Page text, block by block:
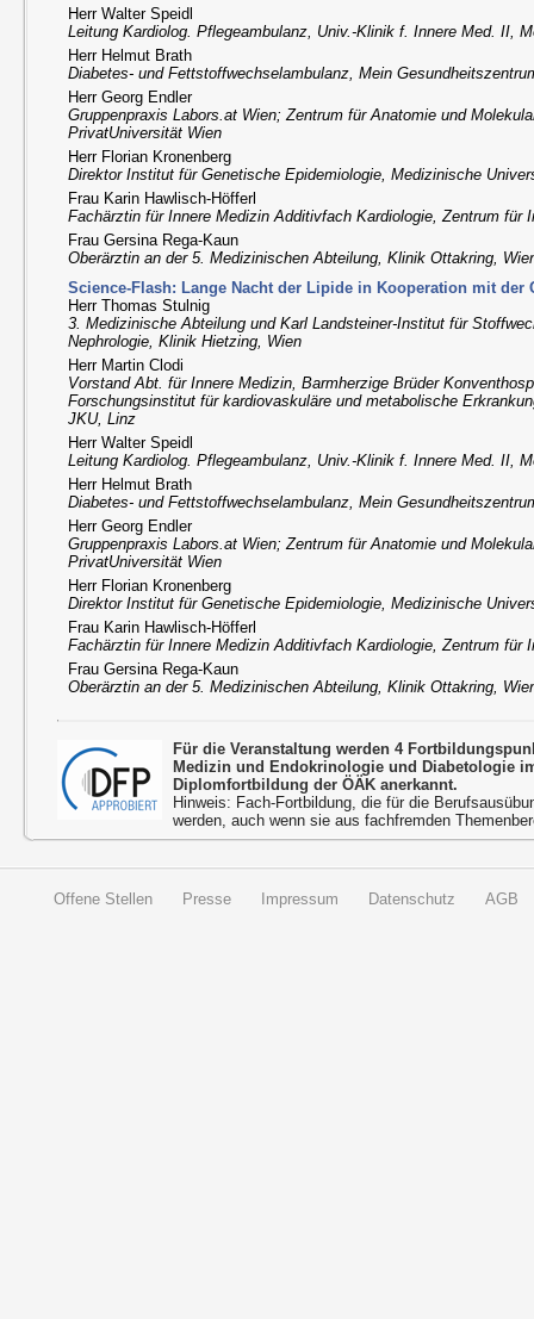
Herr Walter Speidl
Leitung Kardiolog. Pflegeambulanz, Univ.-Klinik f. Innere Med. II,
Herr Helmut Brath
Diabetes- und Fettstoffwechselambulanz, Mein
Herr Georg Endler
Gruppenpraxis Labors.at Wien; Zentrum für Anatomie und
PrivatUniversität Wien
Herr Florian Kronenberg
Direktor Institut für Genetische Epidemiologie, Medizinische
Frau Karin Hawlisch-Höfferl
Fachärztin für Innere Medizin Additivfach Kardiologie, Zentrum für
Frau Gersina Rega-Kaun
Oberärztin an der 5. Medizinischen Abteilung, Klinik Ottakring,
Science-Flash: Lange Nacht der Lipide in Kooperation mit der
Herr Thomas Stulnig
3. Medizinische Abteilung und Karl Landsteiner-Institut für
Nephrologie, Klinik Hietzing, Wien
Herr Martin Clodi
Vorstand Abt. für Innere Medizin, Barmherzige Brüder
Forschungsinstitut für kardiovaskuläre und metabolische
JKU, Linz
Herr Walter Speidl
Leitung Kardiolog. Pflegeambulanz, Univ.-Klinik f. Innere Med. II,
Herr Helmut Brath
Diabetes- und Fettstoffwechselambulanz, Mein
Herr Georg Endler
Gruppenpraxis Labors.at Wien; Zentrum für Anatomie und
PrivatUniversität Wien
Herr Florian Kronenberg
Direktor Institut für Genetische Epidemiologie, Medizinische
Frau Karin Hawlisch-Höfferl
Fachärztin für Innere Medizin Additivfach Kardiologie, Zentrum für
Frau Gersina Rega-Kaun
Oberärztin an der 5. Medizinischen Abteilung, Klinik Ottakring,
Für die Veranstaltung werden 4
Medizin und Endokrinologie und Diabetologie
Diplomfortbildung der ÖÄK anerkannt.
Hinweis: Fach-Fortbildung, die für die
werden, auch wenn sie aus fachfremden
Offene Stellen Presse Impressum Datenschutz AGB